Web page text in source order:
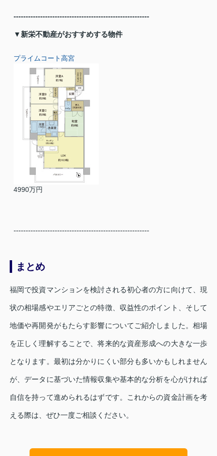
--------------------------------------------------------
▼新栄不動産がおすすめする物件
プライムコート高宮
4990万円
--------------------------------------------------------
まとめ
福岡で投資マンションを検討される初心者の方に向けて、現
状の相場感やエリアごとの特徴、収益性のポイント、そして
地価や再開発がもたらす影響についてご紹介しました。相場
を正しく理解することで、将来的な資産形成への大きな一歩
となります。最初は分かりにくい部分も多いかもしれません
が、データに基づいた情報収集や基本的な分析を心がければ
自信を持って進められるはずです。これからの資金計画を考
える際は、ぜひ一度ご相談ください。